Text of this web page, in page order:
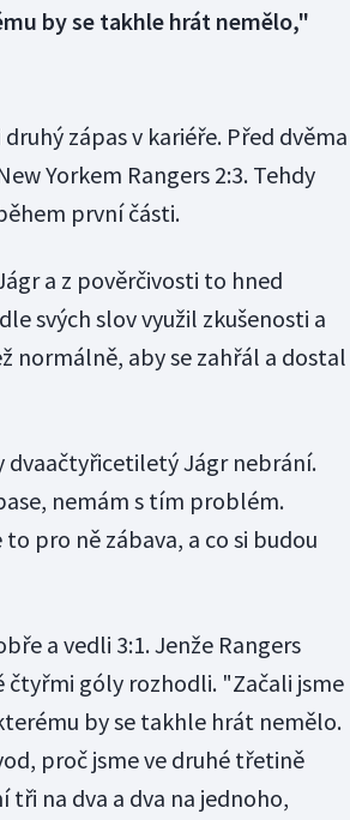
by se takhle hrát nemělo,"
zápas v kariéře. Před dvěma
Yorkem Rangers 2:3. Tehdy
první části.
a z pověrčivosti to hned
svých slov využil zkušenosti a
normálně, aby se zahřál a dostal
dvaačtyřicetiletý Jágr nebrání.
nemám s tím problém.
pro ně zábava, a co si budou
a vedli 3:1. Jenže Rangers
čtyřmi góly rozhodli. "Začali jsme
by se takhle hrát nemělo.
proč jsme ve druhé třetině
na dva a dva na jednoho,